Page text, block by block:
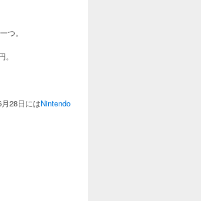
つ。
28日にはNintendo